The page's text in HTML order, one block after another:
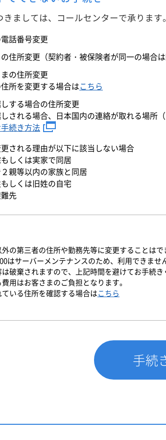
きましては、コールセンターで承ります
話番号変更
住所変更 （契約者・被保険者が同一の場合は
の住所変更
所を変更する場合はこちら
する場合の住所変更
される場合、日本国内の連絡が取れる場所
続き方法
更される理由が以下に該当しない場合
しくは実家で同居
親等以内の家族と同居
しくは旧姓の自宅
先
の第三者の住所や勤務先等に変更することはで
はサーバーメンテナンスのため、利用できませ
破棄されますので、上記時間を避けてお手続き
用はお客さまのご負担となります。
いる住所を確認する場合はこちら
手続